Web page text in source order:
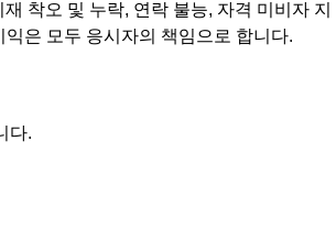
재 착오 및 누락, 연락 불능, 자격 미비자 지
익은 모두 응시자의 책임으로 합니다.
다.